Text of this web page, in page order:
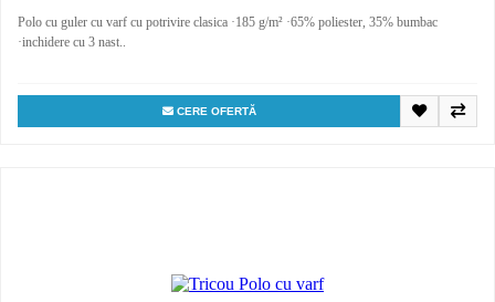
Polo cu guler cu varf cu potrivire clasica ·185 g/m² ·65% poliester, 35% bumbac
·inchidere cu 3 nast..
CERE OFERTĂ